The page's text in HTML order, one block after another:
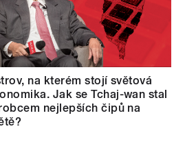
na kterém stojí světová
Jak se Tchaj-wan stal
nejlepších čipů na